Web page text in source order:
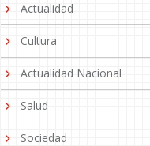
Actualidad
Cultura
Actualidad Nacional
Salud
Sociedad